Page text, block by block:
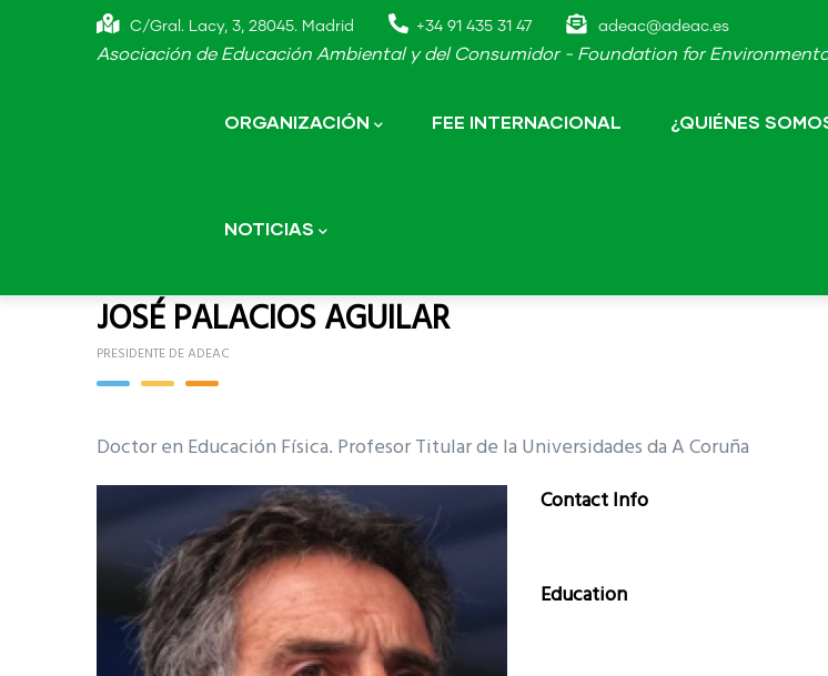
C/Gral. Lacy, 3, 28045. Madrid +34 91 435 31 47 adeac@adeac.es
Asociación de Educación Ambiental y del Consumidor - Foundation for
navigation
ORGANIZACIÓN FEE INTERNACIONAL ¿QUIÉNES
NOTICIAS
JOSÉ PALACIOS AGUILAR
PRESIDENTE DE ADEAC
Doctor en Educación Física. Profesor Titular de la Universidades da A Coruña
Contact Info
Education